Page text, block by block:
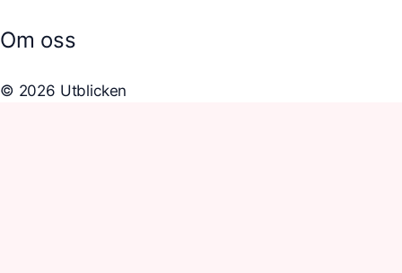
Om oss
© 2026 Utblicken